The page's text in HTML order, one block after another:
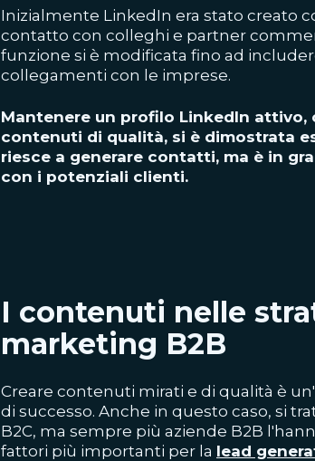
Inizialmente LinkedIn era stato creato
contatto con colleghi e partner
funzione si è modificata fino ad
collegamenti con le imprese.
Mantenere un profilo LinkedIn attivo,
contenuti di qualità, si è dimostrata
riesce a generare contatti, ma è in
con i potenziali clienti.
I contenuti nelle
marketing B2B
Creare contenuti mirati e di qualità è
di successo. Anche in questo caso, si
B2C, ma sempre più aziende B2B
fattori più importanti per la lead